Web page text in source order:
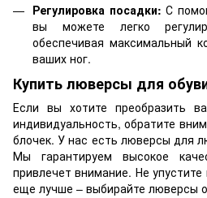
Регулировка посадки: С
вы можете легко
обеспечивая максимальный
ваших ног.
Купить люверсы для
Если вы хотите преобразить
индивидуальность, обратите
блочек. У нас есть люверсы для
Мы гарантируем высокое
привлечет внимание. Не
еще лучше – выбирайте люверсы